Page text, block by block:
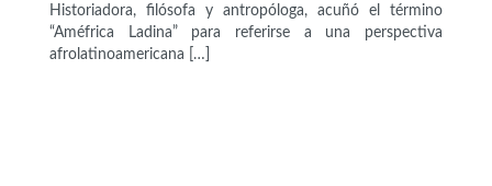
Historiadora, filósofa y antropóloga, acuñó el término
“Améfrica Ladina” para referirse a una perspectiva
afrolatinoamericana […]